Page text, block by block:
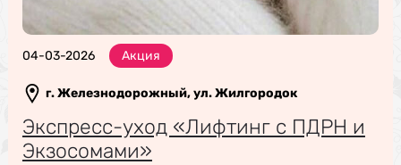
04-03-2026 Акция
г. Железнодорожный, ул. Жилгородок
Экспресс-уход «Лифтинг с ПДРН и
Экзосомами»